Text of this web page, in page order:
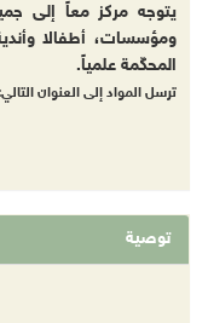
يتوجه مركز معاً إلى
ومؤسسات، أطفالا
المحكّمة علمياً.
ترسل المواد إلى العنوان
توصية